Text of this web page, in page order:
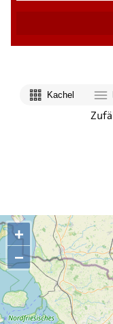
Kachel
+
−